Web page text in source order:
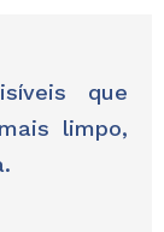
que
limpo,